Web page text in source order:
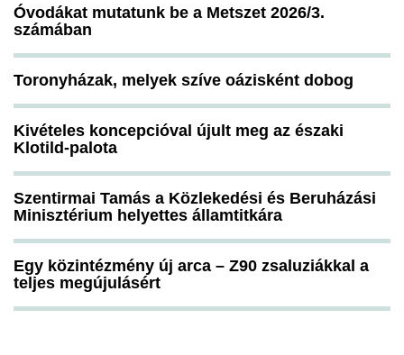
Óvodákat mutatunk be a Metszet 2026/3.
számában
Toronyházak, melyek szíve oázisként dobog
Kivételes koncepcióval újult meg az északi
Klotild-palota
Szentirmai Tamás a Közlekedési és Beruházási
Minisztérium helyettes államtitkára
Egy közintézmény új arca – Z90 zsaluziákkal a
teljes megújulásért